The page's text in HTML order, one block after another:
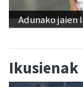
Adunako jaien
Ikusienak